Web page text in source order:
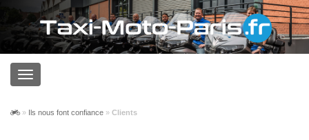
» Ils nous font confiance » Clients